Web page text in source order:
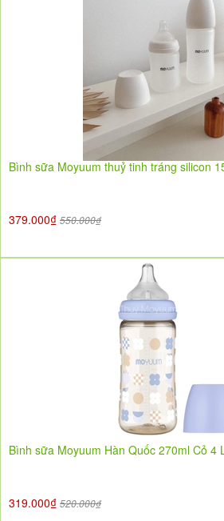
Bình sữa Moyuum thuỷ tinh tráng silicon
379.000₫ 550.000₫
Bình sữa Moyuum Hàn Quốc 270ml Cỏ 4
319.000₫ 520.000₫